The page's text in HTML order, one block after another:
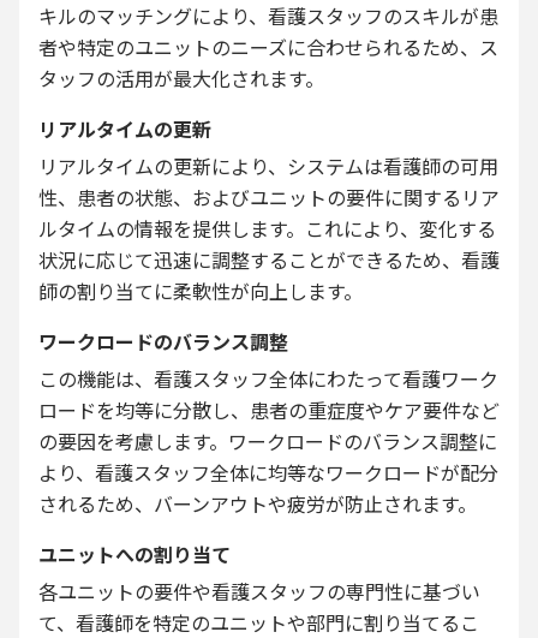
キルのマッチングにより、看護スタッフのスキルが患
者や特定のユニットのニーズに合わせられるため、ス
タッフの活用が最大化されます。
リアルタイムの更新
リアルタイムの更新により、システムは看護師の可用
性、患者の状態、およびユニットの要件に関するリア
ルタイムの情報を提供します。これにより、変化する
状況に応じて迅速に調整することができるため、看護
師の割り当てに柔軟性が向上します。
ワークロードのバランス調整
この機能は、看護スタッフ全体にわたって看護ワーク
ロードを均等に分散し、患者の重症度やケア要件など
の要因を考慮します。ワークロードのバランス調整に
より、看護スタッフ全体に均等なワークロードが配分
されるため、バーンアウトや疲労が防止されます。
ユニットへの割り当て
各ユニットの要件や看護スタッフの専門性に基づい
て、看護師を特定のユニットや部門に割り当てるこ